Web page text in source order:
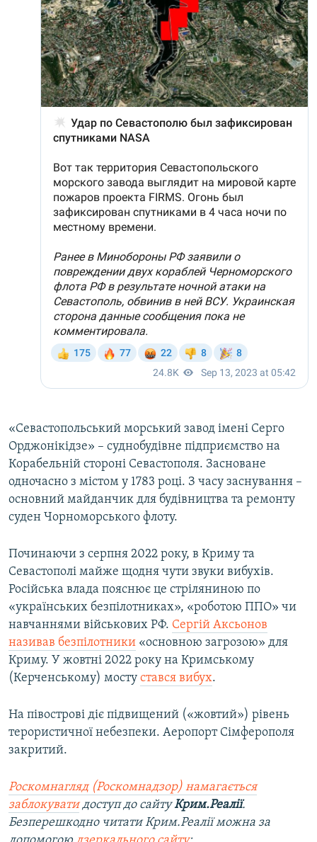
«Севастопольський морський завод імені Серго
Орджонікідзе» – суднобудівне підприємство на
Корабельній стороні Севастополя. Засноване
одночасно з містом у 1783 році. З часу заснування –
основний майданчик для будівництва та ремонту
суден Чорноморського флоту.
Починаючи з серпня 2022 року, в Криму та
Севастополі майже щодня чути звуки вибухів.
Російська влада пояснює це стріляниною по
«українських безпілотниках», «роботою ППО» чи
навчаннями військових РФ. Сергій Аксьонов
називав безпілотники «основною загрозою» для
Криму. У жовтні 2022 року на Кримському
(Керченському) мосту стався вибух.
На півострові діє підвищений («жовтий») рівень
терористичної небезпеки. Аеропорт Сімферополя
закритий.
Роскомнагляд (Роскомнадзор) намагається
заблокуватидоступ до сайтуКрим.Реалії.
Безперешкодно читати Крим.Реалії можна за